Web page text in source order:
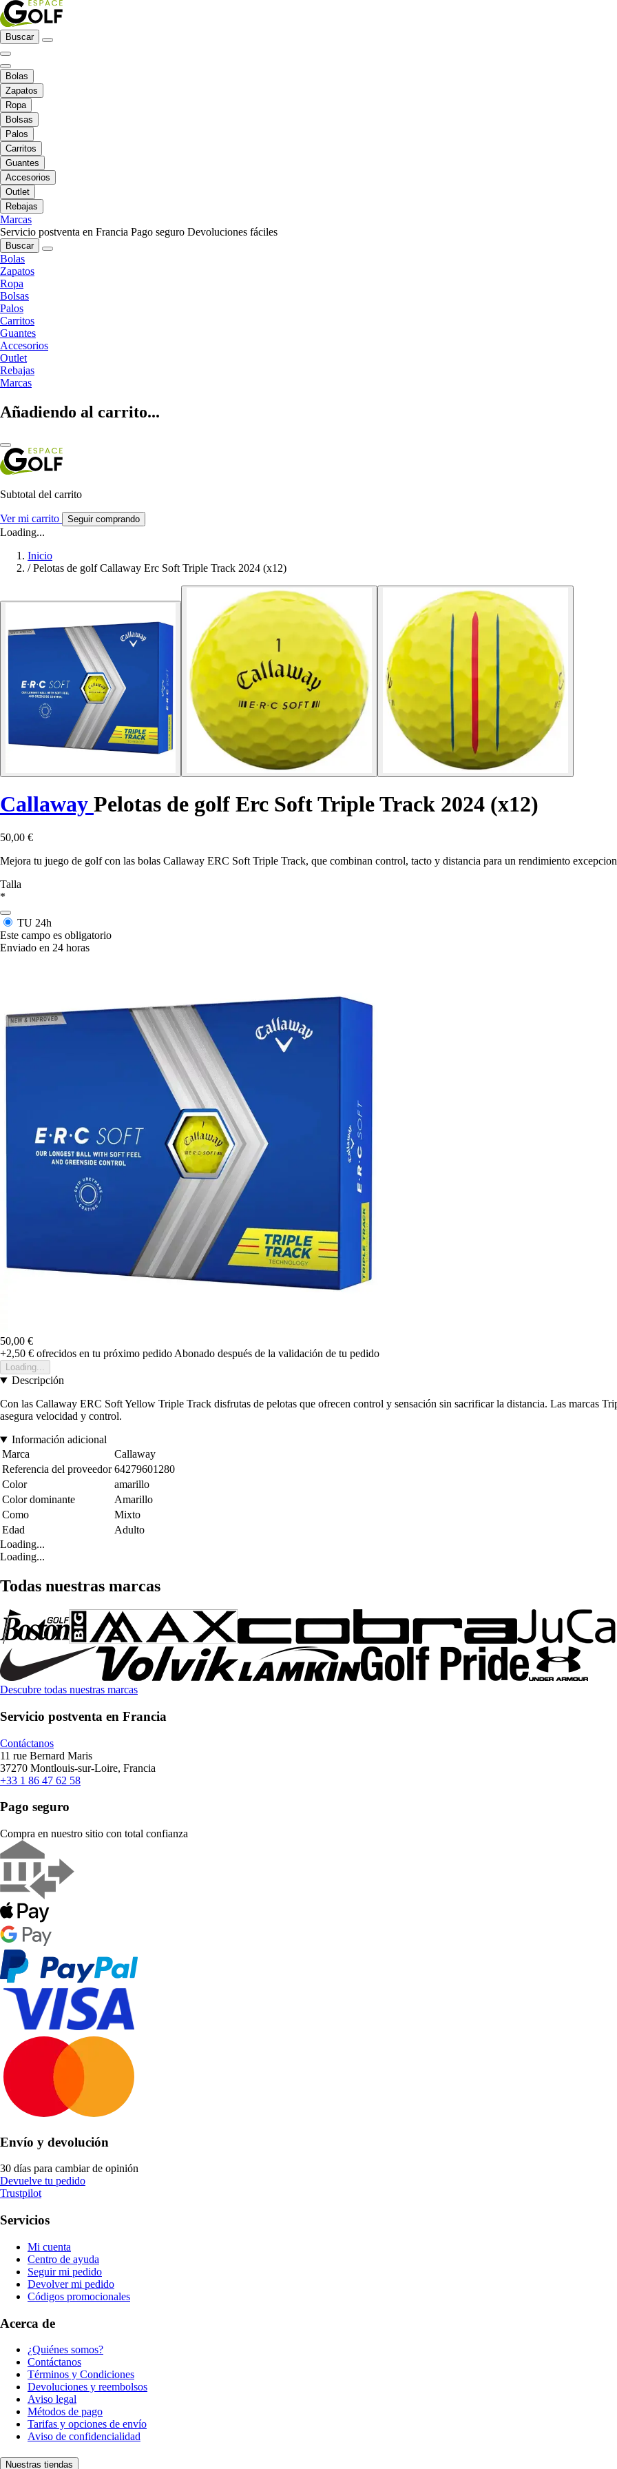
Buscar
Bolas
Zapatos
Ropa
Bolsas
Palos
Carritos
Guantes
Accesorios
Outlet
Rebajas
Marcas
Servicio postventa en Francia Pago seguro Devoluciones fáciles
Buscar
Bolas
Zapatos
Ropa
Bolsas
Palos
Carritos
Guantes
Accesorios
Outlet
Rebajas
Marcas
Añadiendo al carrito...
Subtotal del carrito
Ver mi carrito Seguir comprando
Loading...
Inicio
/ Pelotas de golf Callaway Erc Soft Triple Track 2024 (x12)
Callaway Pelotas de golf Erc Soft Triple Track 2024 (x12)
50,00 €
Mejora tu juego de golf con las bolas Callaway ERC Soft Triple Track, que combinan control, tacto y distancia para un rendimiento
Talla
*
TU 24h
Este campo es obligatorio
Enviado en 24 horas
50,00 €
+2,50 € ofrecidos en tu próximo pedido Abonado después de la validación de tu pedido
Loading...
Descripción
Con las Callaway ERC Soft Yellow Triple Track disfrutas de pelotas que ofrecen control y sensación sin sacrificar la distancia. Las marcas
asegura velocidad y control.
Información adicional
Marca
Callaway
Referencia del proveedor 64279601280
Color
amarillo
Color dominante
Amarillo
Como
Mixto
Edad
Adulto
Loading...
Loading...
Todas nuestras marcas
Descubre todas nuestras marcas
Servicio postventa en Francia
Contáctanos
11 rue Bernard Maris
37270 Montlouis-sur-Loire, Francia
+33 1 86 47 62 58
Pago seguro
Compra en nuestro sitio con total confianza
Envío y devolución
30 días para cambiar de opinión
Devuelve tu pedido
Trustpilot
Servicios
Mi cuenta
Centro de ayuda
Seguir mi pedido
Devolver mi pedido
Códigos promocionales
Acerca de
¿Quiénes somos?
Contáctanos
Términos y Condiciones
Devoluciones y reembolsos
Aviso legal
Métodos de pago
Tarifas y opciones de envío
Aviso de confidencialidad
Nuestras tiendas